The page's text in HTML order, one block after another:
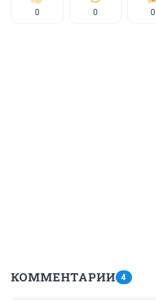
0 0 0
КОММЕНТАРИИ 4